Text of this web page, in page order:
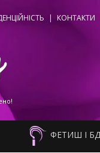
| КОНТАКТИ
ФЕТИШ І